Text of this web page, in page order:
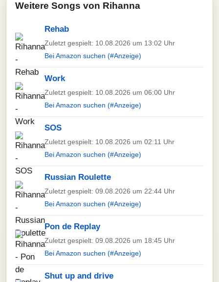
Weitere Songs von Rihanna
Rehab
Zuletzt gespielt: 10.08.2026 um 13:02 Uhr
Bei Amazon suchen (#Anzeige)
Work
Zuletzt gespielt: 10.08.2026 um 06:00 Uhr
Bei Amazon suchen (#Anzeige)
SOS
Zuletzt gespielt: 10.08.2026 um 02:11 Uhr
Bei Amazon suchen (#Anzeige)
Russian Roulette
Zuletzt gespielt: 09.08.2026 um 22:44 Uhr
Bei Amazon suchen (#Anzeige)
Pon de Replay
Zuletzt gespielt: 09.08.2026 um 18:45 Uhr
Bei Amazon suchen (#Anzeige)
Shut up and drive